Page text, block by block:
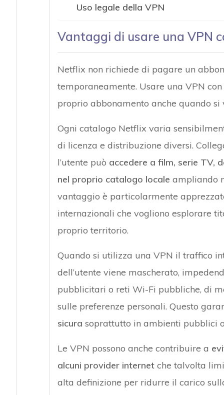
Uso legale della VPN
Vantaggi di usare una VPN
Netflix non richiede di pagare un
temporaneamente. Usare una VPN
proprio abbonamento anche quando
Ogni catalogo Netflix varia
di licenza e distribuzione diversi.
l’utente può accedere a film, serie TV,
nel proprio catalogo locale ampliando
vantaggio è particolarmente
internazionali che vogliono esplorare
proprio territorio.
Quando si utilizza una VPN il traffico
dell’utente viene mascherato,
pubblicitari o reti Wi-Fi pubbliche, di
sulle preferenze personali. Questo
sicura soprattutto in ambienti pubblici
Le VPN possono anche contribuire a
alcuni provider internetche talvolta
alta definizione per ridurre il carico